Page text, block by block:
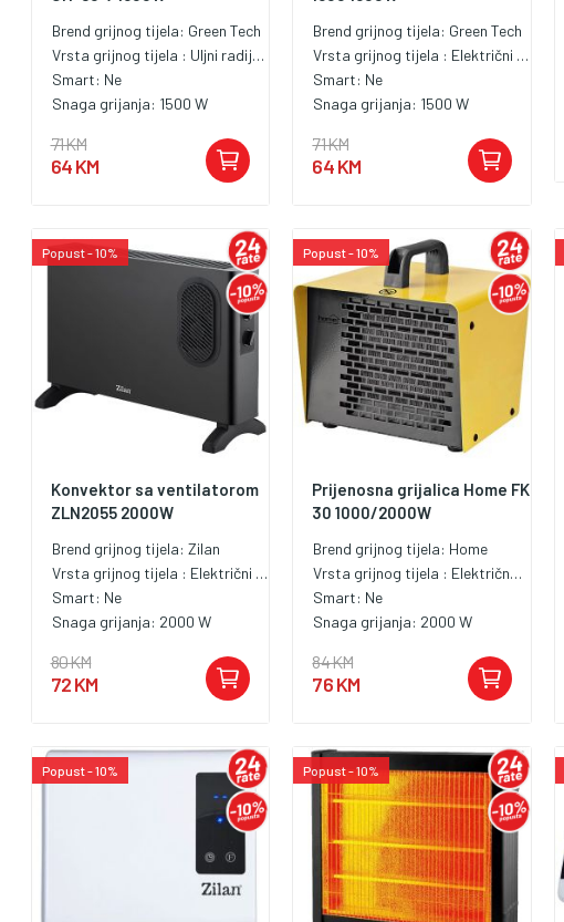
Brend grijnog tijela: Green Tech
Vrsta grijnog tijela : Uljni radijator
Smart: Ne
Snaga grijanja: 1500 W
71 KM
64 KM
Brend grijnog tijela: Green Tech
Vrsta grijnog tijela : Električni konvektor
Smart: Ne
Snaga grijanja: 1500 W
71 KM
64 KM
Popust - 10%
Konvektor sa ventilatorom
ZLN2055 2000W
Brend grijnog tijela: Zilan
Vrsta grijnog tijela : Električni konvektor
Smart: Ne
Snaga grijanja: 2000 W
80 KM
72 KM
Popust - 10%
Prijenosna grijalica Home FK
30 1000/2000W
Brend grijnog tijela: Home
Vrsta grijnog tijela : Električna grijalica
Smart: Ne
Snaga grijanja: 2000 W
84 KM
76 KM
Popust - 10% Popust - 10%